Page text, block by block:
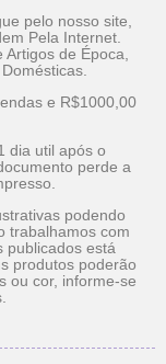
pelo nosso site,
Pela Internet.
Artigos de Época,
e R$1000,00
dia util após o
perde a
podendo
trabalhamos com
publicados está
produtos poderão
ou cor, informe-se